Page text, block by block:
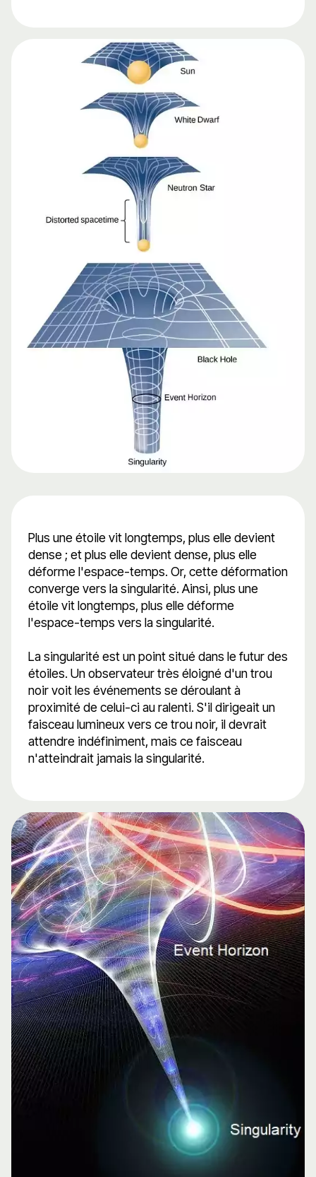
Plus une étoile vit longtemps, plus elle devient
dense ; et plus elle devient dense, plus elle
déforme l'espace-temps. Or, cette déformation
converge vers la singularité. Ainsi, plus une
étoile vit longtemps, plus elle déforme
l'espace-temps vers la singularité.
La singularité est un point situé dans le futur des
étoiles. Un observateur très éloigné d'un trou
noir voit les événements se déroulant à
proximité de celui-ci au ralenti. S'il dirigeait un
faisceau lumineux vers ce trou noir, il devrait
attendre indéfiniment, mais ce faisceau
n'atteindrait jamais la singularité.